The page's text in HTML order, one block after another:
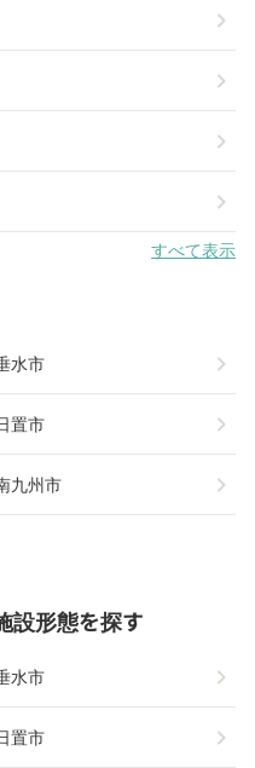
chevron_right
chevron_right
chevron_right
chevron_right
すべて表示
水市 chevron_right
置市 chevron_right
九州市 chevron_right
設形態を探す
水市 chevron_right
置市 chevron_right